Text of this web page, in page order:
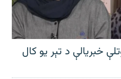
خبریالې د تېر يو کال